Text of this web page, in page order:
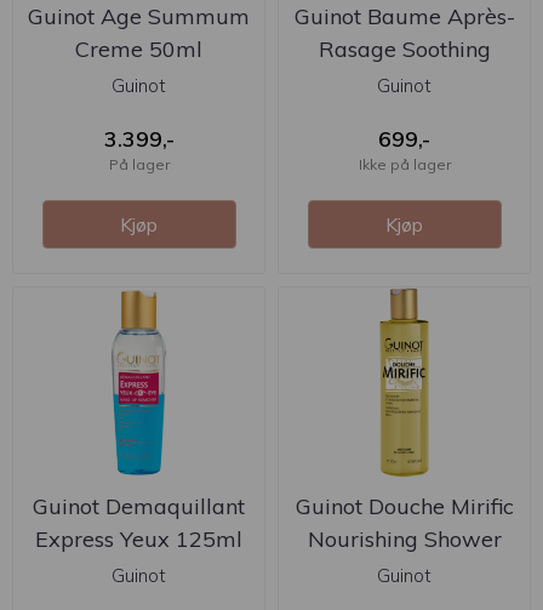
Guinot Age Summum
Creme 50ml
Guinot
3.399,-
På lager
Kjøp
Guinot Baume Après-
Rasage Soothing
Moisturising ...
Guinot
699,-
Ikke på lager
Kjøp
Guinot Demaquillant
Express Yeux 125ml
Guinot
Guinot Douche Mirific
Nourishing Shower
Gel ...
Guinot